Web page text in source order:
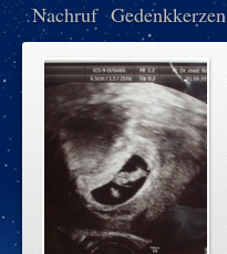
Nachruf Gedenkkerzen